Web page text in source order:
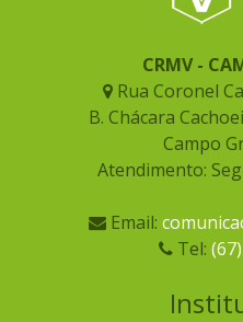
CRMV -
Rua Coronel
B. Chácara
Campo
Atendimento:
Email:
Tel: